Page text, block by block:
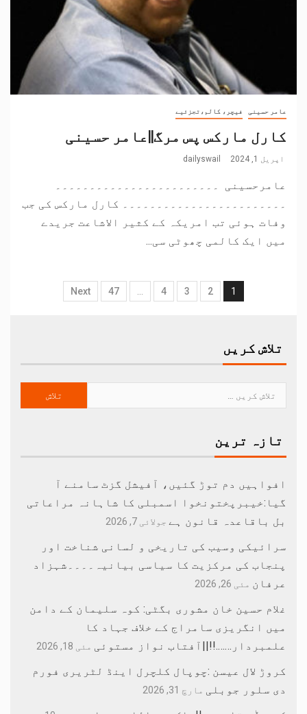
عامر حسینی فیچر، کالم،تجزئیے
کارل مارکس پس مرگ||عامر حسینی
اپریل 1, 2024 dailyswail
عامرحسینی ۔۔۔۔۔۔۔۔۔۔۔۔۔۔۔۔۔۔۔۔۔۔۔۔
۔۔۔۔۔۔۔۔۔۔۔۔۔۔۔۔۔۔۔۔۔۔۔۔ کارل مارکس کی جب
وفات ہوئی تب امریکہ کے کثیر الاشاعت جریدے
میں ایک کالمی چھوٹی سی...
1
2
3
4
…
47
Next
تلاش کریں
تازہ ترین
افواہیں دم توڑ گئیں، آفیشل گزٹ سامنے آ
گیا:خیبرپختونخوا اسمبلی کا شاہانہ مراعاتی
بل باقاعدہ قانون ہے جولائی 7, 2026
سرائیکی وسیب کی تاریخی و لسانی شناخت اور
پنجاب کی مرکزیت کا سیاسی بیانیہ۔۔۔۔شہزاد
عرفان مئی 26, 2026
غلام حسین خان مشوری بگٹی: کوہ سلیمان کے دامن
میں انگریزی سامراج کے خلاف جہاد کا
علمبردار…….!!||آفتاب نواز مستوئی مئی 18, 2026
کروڑ لال عیسن :چوپال کلچرل اینڈ لٹریری فورم
دی سلور جوبلی مارچ 31, 2026